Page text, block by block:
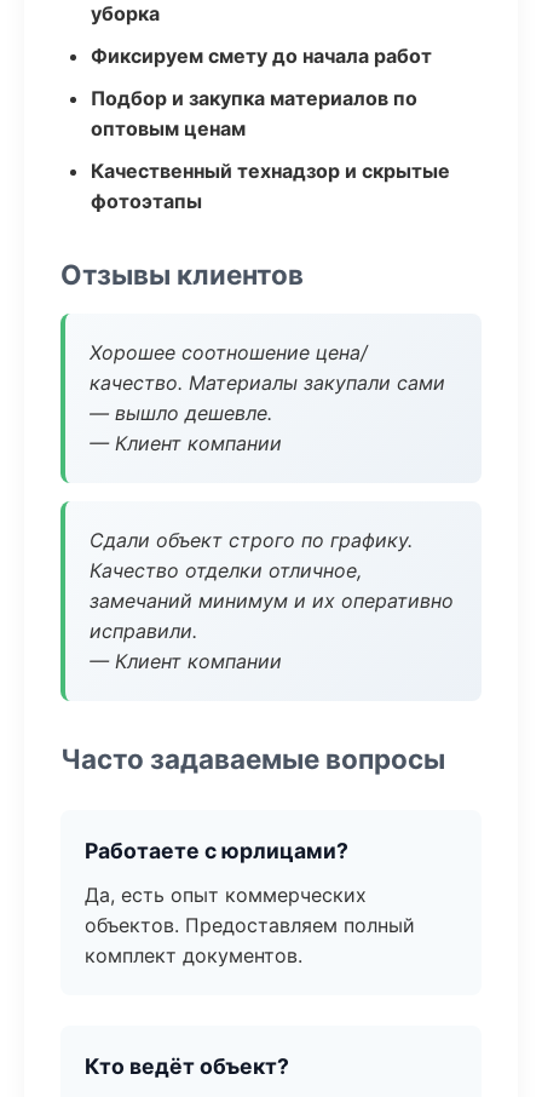
уборка
Фиксируем смету до начала работ
Подбор и закупка материалов по
оптовым ценам
Качественный технадзор и скрытые
фотоэтапы
Отзывы клиентов
Хорошее соотношение цена/
качество. Материалы закупали сами
— вышло дешевле.
— Клиент компании
Сдали объект строго по графику.
Качество отделки отличное,
замечаний минимум и их оперативно
исправили.
— Клиент компании
Часто задаваемые вопросы
Работаете с юрлицами?
Да, есть опыт коммерческих
объектов. Предоставляем полный
комплект документов.
Кто ведёт объект?